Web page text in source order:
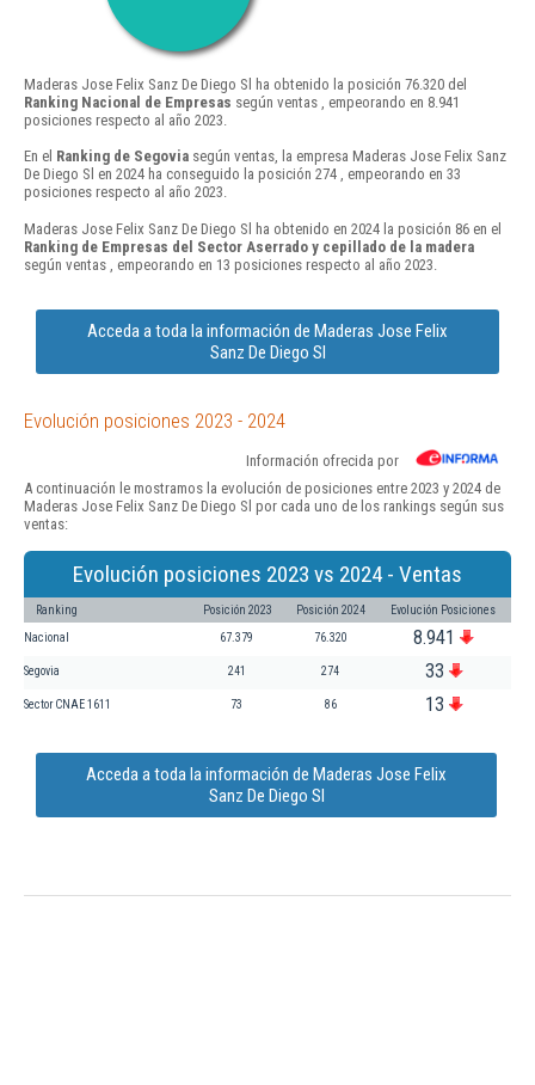
Maderas Jose Felix Sanz De Diego Sl ha obtenido la posición 76.320 del
Ranking Nacional de Empresas según ventas , empeorando en 8.941
posiciones respecto al año 2023.
En el Ranking de Segovia según ventas, la empresa Maderas Jose Felix Sanz
De Diego Sl en 2024 ha conseguido la posición 274 , empeorando en 33
posiciones respecto al año 2023.
Maderas Jose Felix Sanz De Diego Sl ha obtenido en 2024 la posición 86 en el
Ranking de Empresas del Sector Aserrado y cepillado de la madera
según ventas , empeorando en 13 posiciones respecto al año 2023.
Acceda a toda la información de Maderas Jose Felix
Sanz De Diego Sl
Evolución posiciones 2023 - 2024
Información ofrecida por
A continuación le mostramos la evolución de posiciones entre 2023 y 2024 de
Maderas Jose Felix Sanz De Diego Sl por cada uno de los rankings según sus
ventas:
Evolución posiciones 2023 vs 2024 - Ventas
Ranking Posición 2023 Posición 2024 Evolución Posiciones
Nacional 67.379 76.320 8.941
Segovia 241 274 33
Sector CNAE 1611 73 86 13
Acceda a toda la información de Maderas Jose Felix
Sanz De Diego Sl